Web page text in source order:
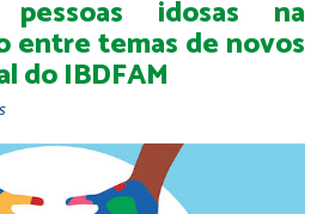
idosas na
entre temas de novos
do IBDFAM